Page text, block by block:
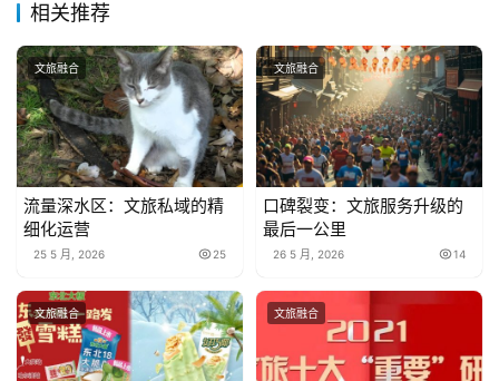
相关推荐
文旅融合
流量深水区：文旅私域的精
细化运营
25 5 月, 2026 25
文旅融合
口碑裂变：文旅服务升级的
最后一公里
26 5 月, 2026 14
文旅融合 文旅融合